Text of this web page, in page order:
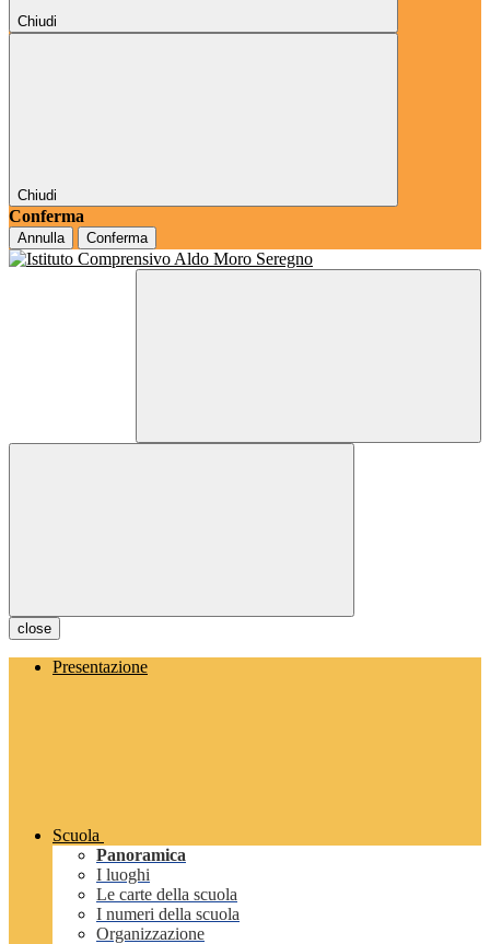
Chiudi
Chiudi
Conferma
Annulla Conferma
close
Presentazione
Scuola
Panoramica
I luoghi
Le carte della scuola
I numeri della scuola
Organizzazione